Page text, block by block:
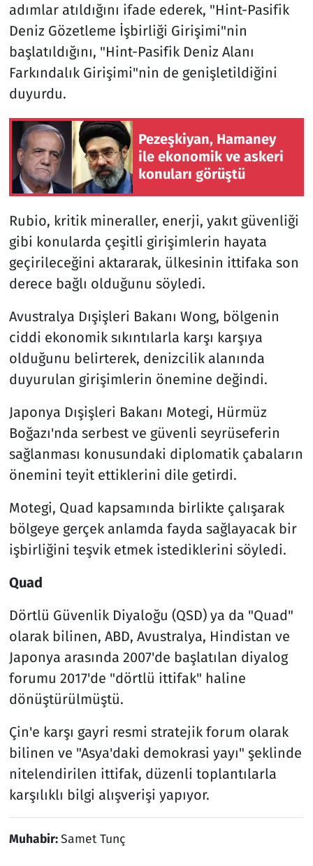
adımlar atıldığını ifade ederek, "Hint-Pasifik
Deniz Gözetleme İşbirliği Girişimi"nin
başlatıldığını, "Hint-Pasifik Deniz Alanı
Farkındalık Girişimi"nin de genişletildiğini
duyurdu.
Pezeşkiyan, Hamaney
ile ekonomik ve askeri
konuları görüştü
Rubio, kritik mineraller, enerji, yakıt güvenliği
gibi konularda çeşitli girişimlerin hayata
geçirileceğini aktararak, ülkesinin ittifaka son
derece bağlı olduğunu söyledi.
Avustralya Dışişleri Bakanı Wong, bölgenin
ciddi ekonomik sıkıntılarla karşı karşıya
olduğunu belirterek, denizcilik alanında
duyurulan girişimlerin önemine değindi.
Japonya Dışişleri Bakanı Motegi, Hürmüz
Boğazı'nda serbest ve güvenli seyrüseferin
sağlanması konusundaki diplomatik çabaların
önemini teyit ettiklerini dile getirdi.
Motegi, Quad kapsamında birlikte çalışarak
bölgeye gerçek anlamda fayda sağlayacak bir
işbirliğini teşvik etmek istediklerini söyledi.
Quad
Dörtlü Güvenlik Diyaloğu (QSD) ya da "Quad"
olarak bilinen, ABD, Avustralya, Hindistan ve
Japonya arasında 2007'de başlatılan diyalog
forumu 2017'de "dörtlü ittifak" haline
dönüştürülmüştü.
Çin'e karşı gayri resmi stratejik forum olarak
bilinen ve "Asya'daki demokrasi yayı" şeklinde
nitelendirilen ittifak, düzenli toplantılarla
karşılıklı bilgi alışverişi yapıyor.
Muhabir:Samet Tunç